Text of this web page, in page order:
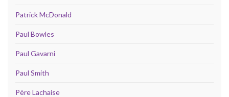
Patrick McDonald
Paul Bowles
Paul Gavarni
Paul Smith
Père Lachaise